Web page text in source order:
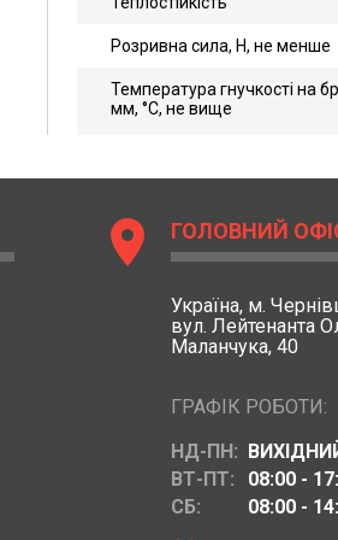
Розривна сила, Н, не менше
Температура гнучкості на
мм, °С, не вище
location_on ГОЛОВНИЙ
Україна, м.
вул. Лейтенанта
Маланчука, 40
ГРАФІК РОБОТИ:
НД-ПН:
ВТ-ПТ:
08:00 -
СБ:
08:00 -